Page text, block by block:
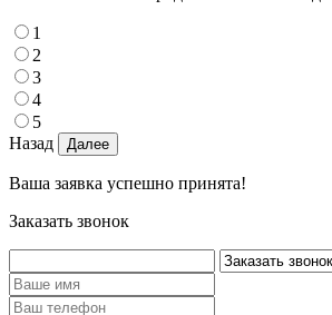
1
2
3
4
5
Назад
Ваша заявка успешно принята!
Заказать звонок